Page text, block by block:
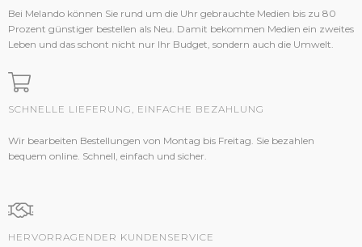
Bei Melando können Sie rund um die Uhr gebrauchte Medien bis zu 80
Prozent günstiger bestellen als Neu. Damit bekommen Medien ein zweites
Leben und das schont nicht nur Ihr Budget, sondern auch die Umwelt.
SCHNELLE LIEFERUNG, EINFACHE BEZAHLUNG
Wir bearbeiten Bestellungen von Montag bis Freitag. Sie bezahlen
bequem online. Schnell, einfach und sicher.
HERVORRAGENDER KUNDENSERVICE